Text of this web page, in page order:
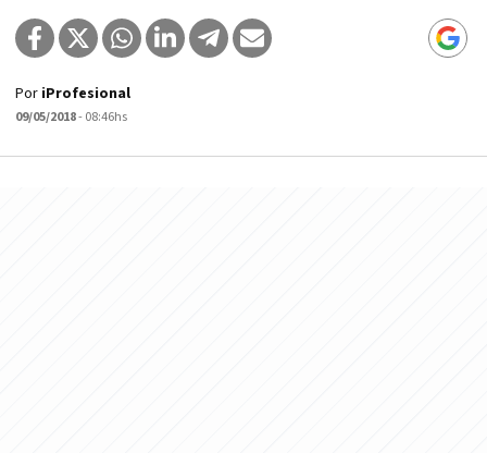
Por iProfesional
09/05/2018- 08:46hs